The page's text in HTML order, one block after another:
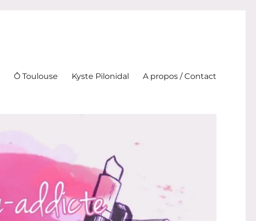
Ô Toulouse Kyste Pilonidal A propos / Contact